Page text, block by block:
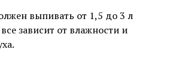
выпивать от 1,5 до 3 л
зависит от влажности и